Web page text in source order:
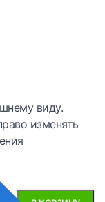
виду.
изменять